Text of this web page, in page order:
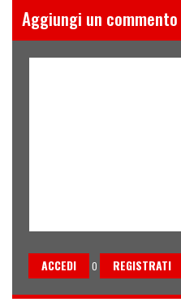
Aggiungi un commento
ACCEDI o REGISTRATI